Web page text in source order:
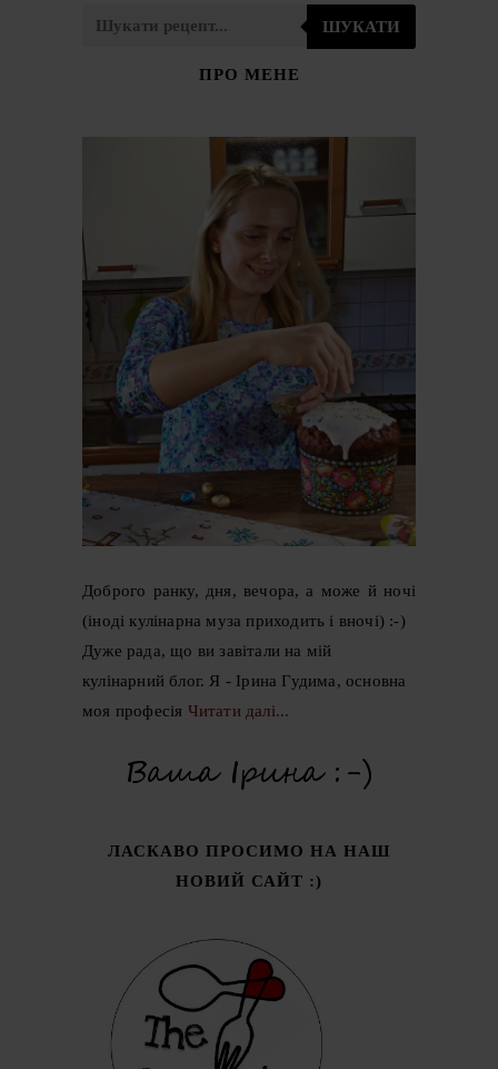
ШУКАТИ
ПРО МЕНЕ
Доброго ранку, дня, вечора, а може й ночі
(іноді кулінарна муза приходить і вночі) :-)
Дуже рада, що ви завітали на мій
кулінарний блог. Я - Ірина Гудима, основна
моя професія Читати далі...
ЛАСКАВО ПРОСИМО НА НАШ
НОВИЙ САЙТ :)